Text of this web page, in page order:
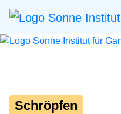
Schröpfen